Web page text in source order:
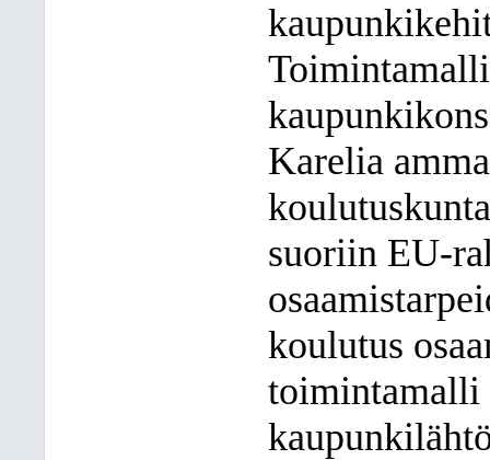
Karelia
suoriin EU-
koulutus
toimintamalli